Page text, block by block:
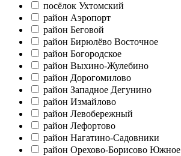
посёлок Ухтомский
район Аэропорт
район Беговой
район Бирюлёво Восточное
район Богородское
район Выхино-Жулебино
район Дорогомилово
район Западное Дегунино
район Измайлово
район Левобережный
район Лефортово
район Нагатино-Садовники
район Орехово-Борисово Южное